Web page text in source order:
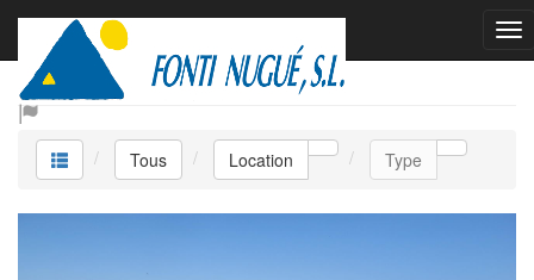
Location
Tous Location Type